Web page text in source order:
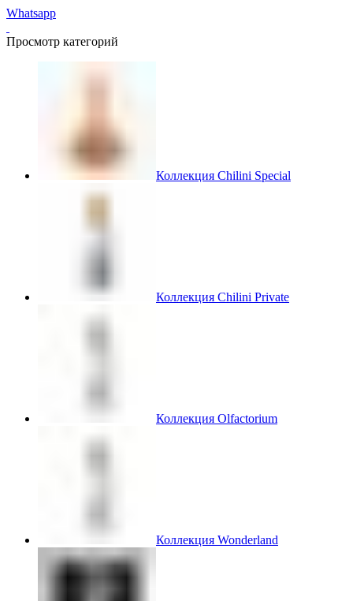
Whatsapp
Просмотр категорий
Коллекция Chilini Special
Коллекция Chilini Private
Коллекция Olfactorium
Коллекция Wonderland